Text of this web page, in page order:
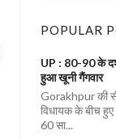
POPULAR
UP : 80-90 के
हुआ खूनी गैंगवार
Gorakhpur की
विधायक के बीच
60 सा...